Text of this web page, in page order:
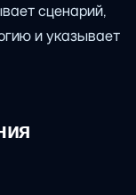
сценарий,
и указывает